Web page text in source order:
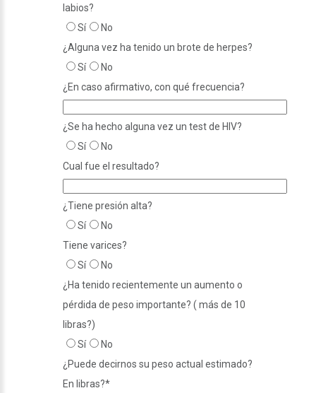
labios?
Sí
No
¿Alguna vez ha tenido un brote de herpes?
Sí
No
¿En caso afirmativo, con qué frecuencia?
¿Se ha hecho alguna vez un test de HIV?
Sí
No
Cual fue el resultado?
¿Tiene presión alta?
Sí
No
Tiene varices?
Sí
No
¿Ha tenido recientemente un aumento o
pérdida de peso importante? ( más de 10
libras?)
Sí
No
¿Puede decirnos su peso actual estimado?
En libras?*